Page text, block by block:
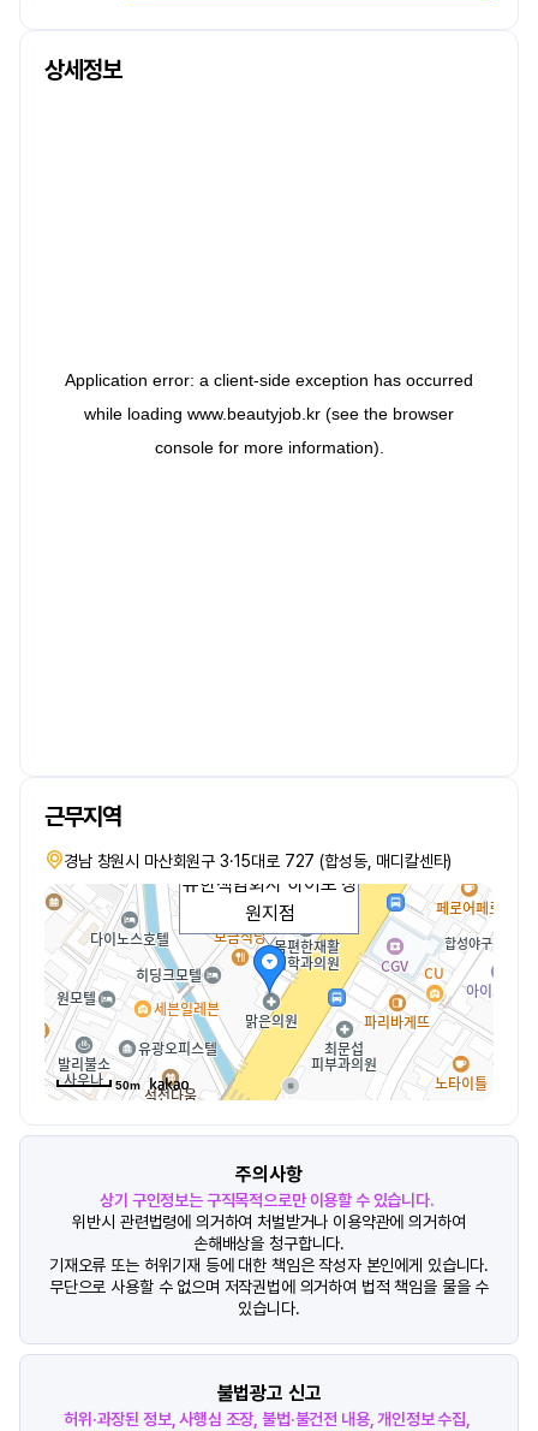
상세정보
근무지역
경남 창원시 마산회원구 3·15대로 727 (합성동, 매디칼센타)
유한책임회사 하이모 창
원지점
50m
주의사항
상기 구인정보는 구직목적으로만 이용할 수 있습니다.
위반시 관련법령에 의거하여 처벌받거나 이용약관에 의거하여
손해배상을 청구합니다.
기재오류 또는 허위기재 등에 대한 책임은 작성자 본인에게 있습니다.
무단으로 사용할 수 없으며 저작권법에 의거하여 법적 책임을 물을 수
있습니다.
불법광고 신고
허위·과장된 정보, 사행심 조장, 불법·불건전 내용, 개인정보 수집,